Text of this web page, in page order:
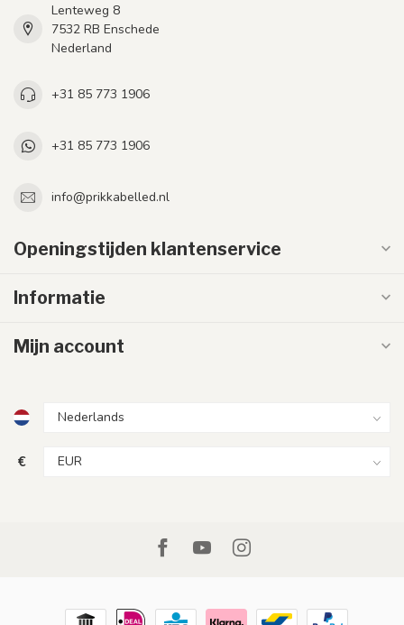
Lenteweg 8
7532 RB Enschede
Nederland
+31 85 773 1906
+31 85 773 1906
info@prikkabelled.nl
Openingstijden klantenservice
Informatie
Mijn account
€